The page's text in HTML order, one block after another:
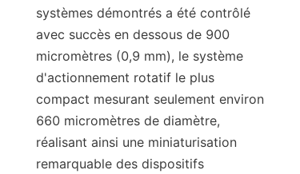
systèmes démontrés a été contrôlé
avec succès en dessous de 900
micromètres (0,9 mm), le système
d'actionnement rotatif le plus
compact mesurant seulement environ
660 micromètres de diamètre,
réalisant ainsi une miniaturisation
remarquable des dispositifs